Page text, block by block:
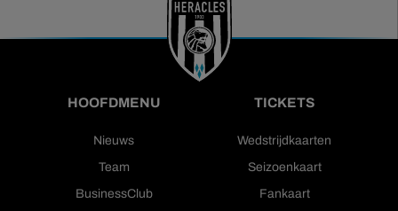
HOOFDMENU
Nieuws
Team
BusinessClub
TICKETS
Wedstrijdkaarten
Seizoenkaart
Fankaart